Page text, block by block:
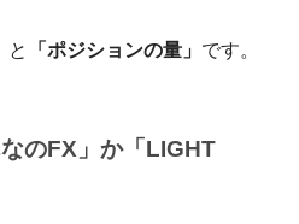
と 「ポジションの量」 です。
のFX」か「LIGHT